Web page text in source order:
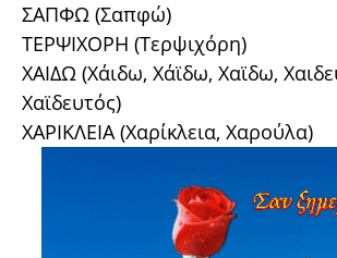
ΣΑΠΦΩ (Σαπφώ)
ΤΕΡΨΙΧΟΡΗ (Τερψιχόρη)
ΧΑΙΔΩ (Χάιδω, Χάϊδω, Χαϊδω,
Χαϊδευτός)
ΧΑΡΙΚΛΕΙΑ (Χαρίκλεια, Χαρούλα)